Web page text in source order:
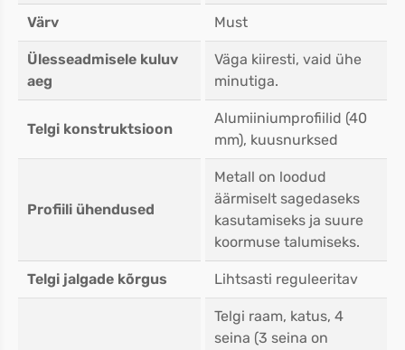
Värv Must
Ülesseadmisele kuluv
aeg
Väga kiiresti, vaid ühe
minutiga.
Telgi konstruktsioon
Alumiiniumprofiilid (40
mm), kuusnurksed
Profiili ühendused
Metall on loodud
äärmiselt sagedaseks
kasutamiseks ja suure
koormuse talumiseks.
Telgi jalgade kõrgus Lihtsasti reguleeritav
Telgi raam, katus, 4
seina (3 seina on